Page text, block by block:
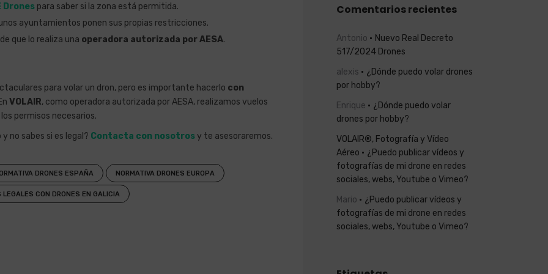
Dronespara saber si la zona está permitida.
ayuntamientos ponen sus propias restricciones.
que lo realiza una operadora autorizada por AESA.
para volar un dron, pero es importante hacerlo con
VOLAIR, como operadora autorizada por AESA, realizamos vuelos
permisos necesarios.
no sabes si es legal? Contacta con nosotrosy te asesoraremos.
DRONES ESPAÑA NORMATIVA DRONES EUROPA
LEGALES CON DRONES EN GALICIA
Comentarios recientes
Antonio
Nuevo Real Decreto
517/2024 Drones
alexis
¿Dónde puedo volar drones
por hobby?
Enrique
¿Dónde puedo volar
drones por hobby?
VOLAIR®, Fotografía y Vídeo
Aéreo
¿Puedo publicar vídeos y
fotografías de mi drone en redes
sociales, webs, Youtube o Vimeo?
Mario
¿Puedo publicar vídeos y
fotografías de mi drone en redes
sociales, webs, Youtube o Vimeo?